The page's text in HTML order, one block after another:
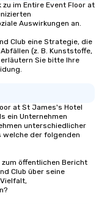
im Entire Event Floor at
Auswirkungen an.
Club eine Strategie, die
(z. B. Kunststoffe,
Sie bitte Ihre
at St James's Hotel
ein Unternehmen
unterschiedlicher
welche der folgenden
öffentlichen Bericht
Club über seine